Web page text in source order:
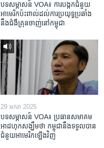
បទសម្ភាសន៍ VOA៖ ការបង្កក​ជំនួយ​
អាមេរិក​ប៉ះពាល់ដល់​ការប្រយុទ្ធ​ប្រឆាំង​
នឹង​ជំងឺ​គ្រុនចាញ់​នៅ​កម្ពុជា
29 មករា 2025
បទសម្ភាសន៍ VOA៖ ប្រធាន​សមាគម​
អាដហុក​សង្ឃឹម​ថា កម្ពុជា​នឹង​ទទួល​បាន​
ជំនួយ​អាមេរិក​ឡើងវិញ